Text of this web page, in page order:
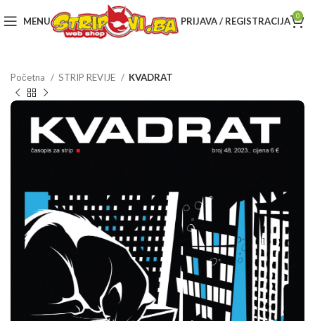
MENU PRIJAVA / REGISTRACIJA 0
Početna STRIP REVIJE KVADRAT